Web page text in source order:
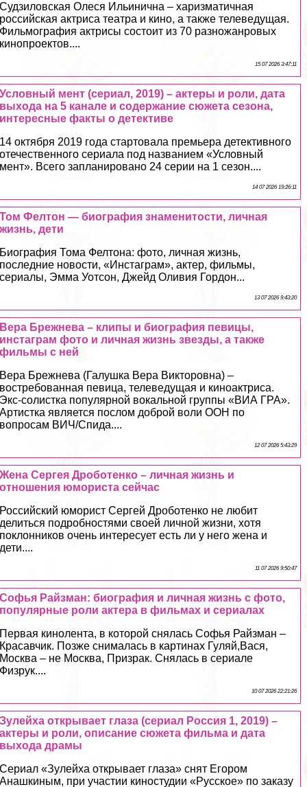
Судзиловская Олеся Ильинична – харизматичная
российская актриса театра и кино, а также телеведущая.
Фильмография актрисы состоит из 70 разножанровых
кинопроектов....
15 07 2026 3:47:11
Условный мент (сериал, 2019) – актеры и роли, дата
выхода на 5 канале и содержание сюжета сезона,
интересные факты о детективе
14 октября 2019 года стартовала премьера детективного
отечественного сериала под названием «Условный
мент». Всего запланировано 24 серии на 1 сезон....
14 07 2026 19:26:11
Том Фелтон — биография знаменитости, личная
жизнь, дети
Биография Тома Фелтона: фото, личная жизнь,
последние новости, «Инстаграм», актер, фильмы,
сериалы, Эмма Уотсон, Джейд Оливия Гордон...
13 07 2026 9:43:20
Вера Брежнева – клипы и биография певицы,
инстаграм фото и личная жизнь звезды, а также
фильмы с ней
Вера Брежнева (Галушка Вера Викторовна) –
востребованная певица, телеведущая и киноактриса.
Экс-солистка популярной вокальной группы «ВИА ГРА».
Артистка является послом доброй воли ООН по
вопросам ВИЧ/Спида....
12 07 2026 5:43:29
Жена Сергея Дроботенко – личная жизнь и
отношения юмориста сейчас
Российский юморист Сергeй Дроботенко не любит
делиться подробностями своей личной жизни, хотя
поклонников очень интересует есть ли у него жена и
дети....
11 07 2026 9:50:47
Софья Райзман: биография и личная жизнь с фото,
популярные роли актера в фильмах и сериалах
Первая кинолента, в которой снялась Софья Райзман –
Красавчик. Позже снималась в картинах Гуляй,Вася,
Москва – не Москва, Призpaк. Снялась в сериале
Физрук....
10 07 2026 22:21:26
Зулейха открывает глаза (сериал Россия 1, 2019) –
актеры и роли, описание сюжета фильма и дата
выхода драмы
Сериал «Зулейха открывает глаза» снят Егором
Анашкиным, при участии киностудии «Русское» по заказу